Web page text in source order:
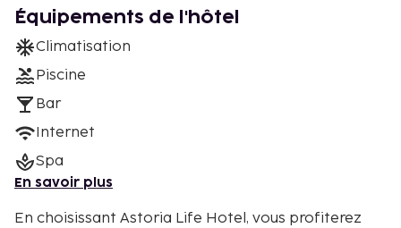
Équipements de l'hôtel
Climatisation
Piscine
Bar
Internet
Spa
En savoir plus
En choisissant Astoria Life Hotel, vous profiterez